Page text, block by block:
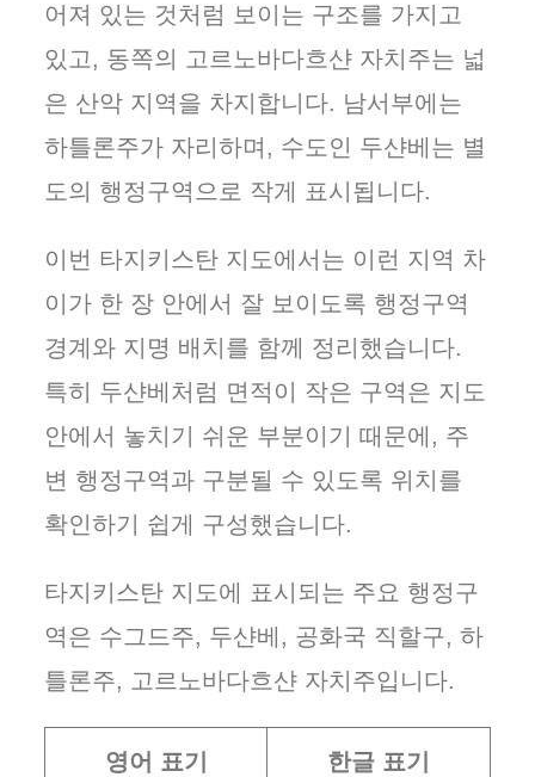
어져 있는 것처럼 보이는 구조를 가지고
있고, 동쪽의 고르노바다흐샨 자치주는 넓
은 산악 지역을 차지합니다. 남서부에는
하틀론주가 자리하며, 수도인 두샨베는 별
도의 행정구역으로 작게 표시됩니다.
이번 타지키스탄 지도에서는 이런 지역 차
이가 한 장 안에서 잘 보이도록 행정구역
경계와 지명 배치를 함께 정리했습니다.
특히 두샨베처럼 면적이 작은 구역은 지도
안에서 놓치기 쉬운 부분이기 때문에, 주
변 행정구역과 구분될 수 있도록 위치를
확인하기 쉽게 구성했습니다.
타지키스탄 지도에 표시되는 주요 행정구
역은 수그드주, 두샨베, 공화국 직할구, 하
틀론주, 고르노바다흐샨 자치주입니다.
영어 표기 한글 표기